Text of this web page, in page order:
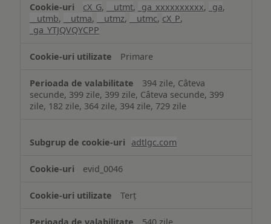
cX_G, __utmt, _ga_xxxxxxxxxx, _ga,
__utmb, __utma, __utmz, __utmc, cX_P,
_ga_YTJQVQYCPP
Primare
394 zile, Câteva
secunde, 399 zile, 399 zile, Câteva secunde, 399
zile, 182 zile, 364 zile, 394 zile, 729 zile
adtlgc.com
evid_0046
Terț